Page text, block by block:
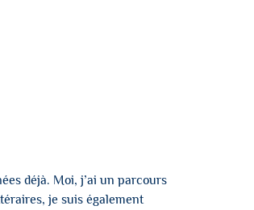
déjà. Moi, j’ai un parcours
je suis également